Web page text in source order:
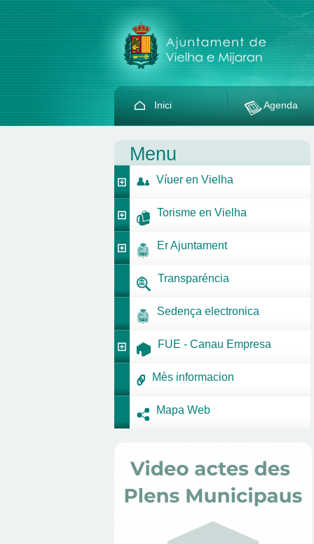
Inici Agenda
Menu
Víuer en Vielha
Torisme en Vielha
Er Ajuntament
Transparéncia
Sedença electronica
FUE - Canau Empresa
Mès informacion
Mapa Web